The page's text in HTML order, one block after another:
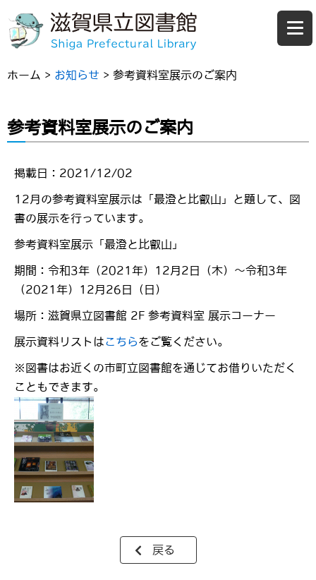
ホーム > お知らせ > 参考資料室展示のご案内
参考資料室展示のご案内
掲載日：2021/12/02
12月の参考資料室展示は「最澄と比叡山」と題して、図
書の展示を行っています。
参考資料室展示「最澄と比叡山」
期間：令和3年（2021年）12月2日（木）～令和3年
（2021年）12月26日（日）
場所：滋賀県立図書館 2F 参考資料室 展示コーナー
展示資料リストはこちらをご覧ください。
※図書はお近くの市町立図書館を通じてお借りいただく
こともできます。
戻る